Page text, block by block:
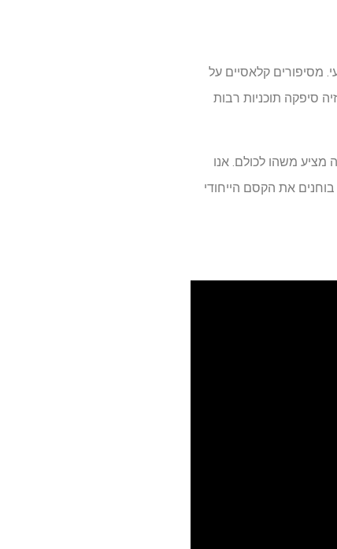
מסיפורים קלאסיים על
סיפקה תוכניות רבות
מציע משהו לכולם. אנו
את הקסם הייחודי